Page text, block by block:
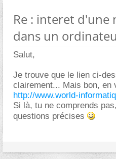
Re : interet d'une
dans un
Salut,
Je trouve que le lien ci-
clairement... Mais bon, en
http://www.world-
Si là, tu ne comprends
questions précises